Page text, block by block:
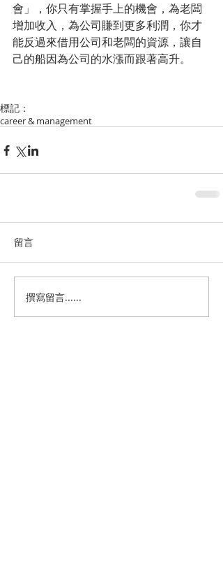
會」，你只有掌握手上的機會，為老闆
增加收入，為公司賺到更多利潤，你才
能反過來借用公司和老闆的資源，讓自
己的船因為公司的水漲而跟著高升。
標記：
career & management
留言
撰寫留言......